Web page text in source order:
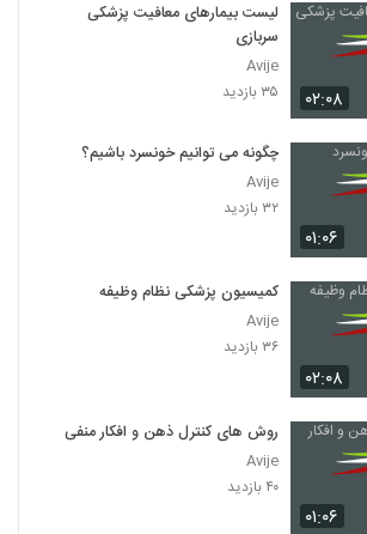
۰۲:۰۸
لیست بیمارهای معافیت پزشکی
سربازی
Avije
۳۵ بازدید
۰۱:۰۶
چگونه می توانیم خونسرد باشیم؟
Avije
۳۲ بازدید
۰۲:۰۸
کمیسیون پزشکی نظام وظیفه
Avije
۳۶ بازدید
۰۱:۰۶
روش های کنترل ذهن و افکار منفی
Avije
۴۰ بازدید